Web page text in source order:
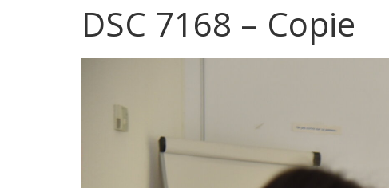
DSC 7168 – Copie